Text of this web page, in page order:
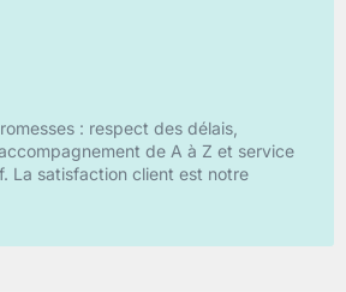
: respect des délais,
de A à Z et service
La satisfaction client est notre